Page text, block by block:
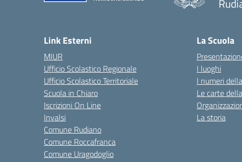
Link Esterni
MIUR
Ufficio Scolastico Regionale
Ufficio Scolastico Territoriale
Scuola in Chiaro
Iscrizioni On Line
Invalsi
Comune Rudiano
Comune Roccafranca
Comune Uragodoglio
La Scuola
I luoghi
I numeri
Le carte
La storia